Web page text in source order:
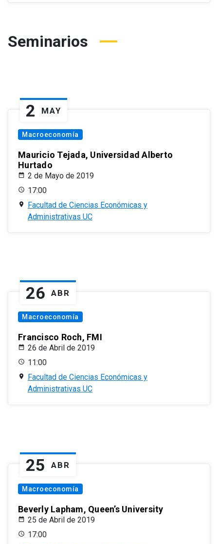
Seminarios
2 MAY
Macroeconomía
Mauricio Tejada, Universidad Alberto
Hurtado
2 de Mayo de 2019
17:00
Facultad de Ciencias Económicas y
Administrativas UC
26 ABR
Macroeconomía
Francisco Roch, FMI
26 de Abril de 2019
11:00
Facultad de Ciencias Económicas y
Administrativas UC
25 ABR
Macroeconomía
Beverly Lapham, Queen’s University
25 de Abril de 2019
17:00